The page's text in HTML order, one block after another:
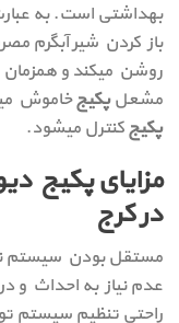
بهداشتی است. به عبارت
باز کردن شیر آبگرم
روشن میکند و
مشعلپکیجخاموش
پکیجکنترل میشود.
مزایای پکیج
در کرج
مستقل بودن سیستم
عدم نیاز به احداث و
راحتی تنظیم سیستم